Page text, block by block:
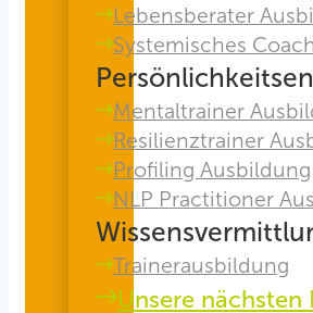
Lebensberater
Systemisches
Mentaltrainer
Resilienztrainer
Profiling Ausbildung
NLP Practitioner
Trainerausbildung
Unsere nächsten